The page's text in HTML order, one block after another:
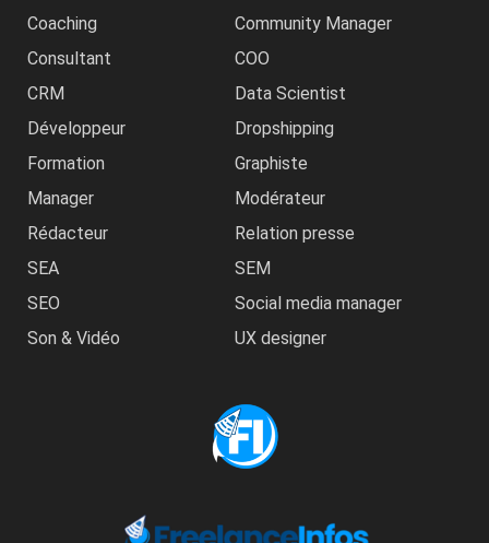
Coaching
Community Manager
Consultant
COO
CRM
Data Scientist
Développeur
Dropshipping
Formation
Graphiste
Manager
Modérateur
Rédacteur
Relation presse
SEA
SEM
SEO
Social media manager
Son & Vidéo
UX designer